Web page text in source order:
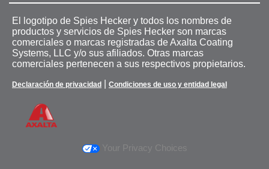
El logotipo de Spies Hecker y todos los nombres de
productos y servicios de Spies Hecker son marcas
comerciales o marcas registradas de Axalta Coating
Systems, LLC y/o sus afiliados. Otras marcas
comerciales pertenecen a sus respectivos propietarios.
Declaración de privacidad Condiciones de uso y entidad legal
Your Privacy Choices